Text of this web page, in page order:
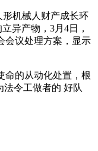
机械人财产成长环
异产物，3月4日，
会议处理方案，显示
命的从动化处置，根
令工做者的 好队